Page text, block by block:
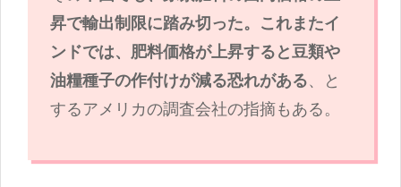
昇で輸出制限に踏み切った。これまたイ
ンドでは、肥料価格が上昇すると豆類や
油糧種子の作付けが減る恐れがある、と
するアメリカの調査会社の指摘もある。